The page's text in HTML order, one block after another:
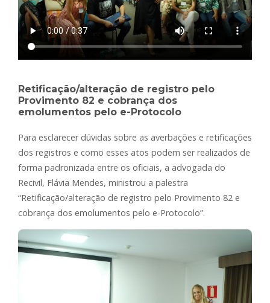
Retificação/alteração de registro pelo
Provimento 82 e cobrança dos
emolumentos pelo e-Protocolo
Para esclarecer dúvidas sobre as averbações e retificações
dos registros e como esses atos podem ser realizados de
forma padronizada entre os oficiais, a advogada do
Recivil, Flávia Mendes, ministrou a palestra
“Retificação/alteração de registro pelo Provimento 82 e
cobrança dos emolumentos pelo e-Protocolo”.